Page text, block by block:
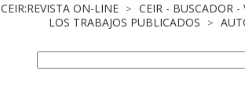
CEIR:REVISTA ON-LINE > CEIR - BUSCADOR -
LOS TRABAJOS PUBLICADOS >